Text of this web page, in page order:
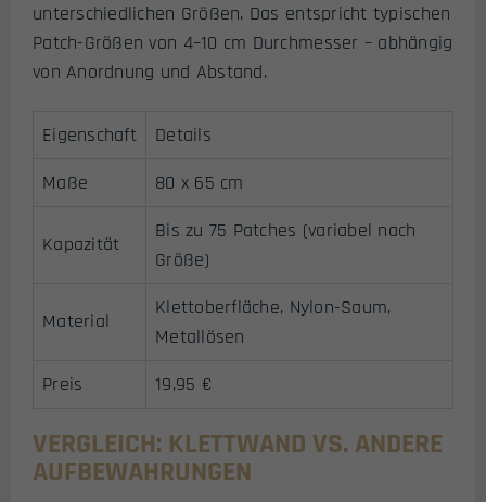
unterschiedlichen Größen. Das entspricht typischen
Patch-Größen von 4–10 cm Durchmesser – abhängig
von Anordnung und Abstand.
Eigenschaft
Details
Maße
80 x 65 cm
Kapazität
Bis zu 75 Patches (variabel nach
Größe)
Material
Klettoberfläche, Nylon-Saum,
Metallösen
Preis
19,95 €
VERGLEICH: KLETTWAND VS. ANDERE
AUFBEWAHRUNGEN